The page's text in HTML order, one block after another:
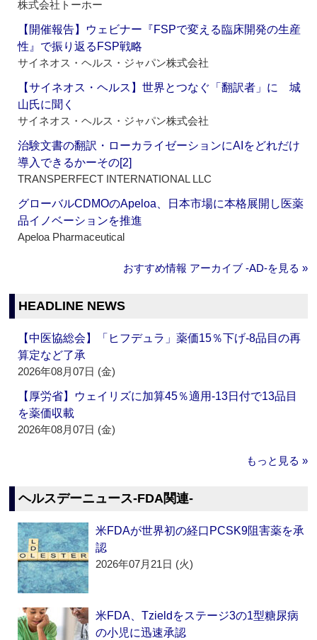
株式会社トーホー
【開催報告】ウェビナー『FSPで変える臨床開発の生産
性』で振り返るFSP戦略
サイネオス・ヘルス・ジャパン株式会社
【サイネオス・ヘルス】世界とつなぐ「翻訳者」に 城
山氏に聞く
サイネオス・ヘルス・ジャパン株式会社
治験文書の翻訳・ローカライゼーションにAIをどれだけ
導入できるかーその[2]
TRANSPERFECT INTERNATIONAL LLC
グローバルCDMOのApeloa、日本市場に本格展開し医薬
品イノベーションを推進
Apeloa Pharmaceutical
おすすめ情報 アーカイブ ‐AD‐を見る »
HEADLINE NEWS
【中医協総会】「ヒフデュラ」薬価15％下げ‐8品目の再
算定など了承
2026年08月07日 (金)
【厚労省】ウェイリズに加算45％適用‐13日付で13品目
を薬価収載
2026年08月07日 (金)
もっと見る »
ヘルスデーニュース‐FDA関連‐
米FDAが世界初の経口PCSK9阻害薬を承
認
2026年07月21日 (火)
米FDA、Tzieldをステージ3の1型糖尿病
の小児に迅速承認